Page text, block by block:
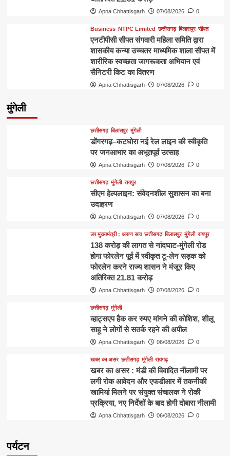
Apna Chhattisgarh 07/08/2026 0
Business NTPC Limited छत्तीसगढ़ बिलासपुर सीपत
एनटीपीसी सीपत संगवारी महिला समिति द्वारा
शासकीय कन्या उच्चतर माध्यमिक शाला सीपत में
शारीरिक स्वच्छता जागरूकता अभियान एवं
सैनिटरी किट का वितरण
Apna Chhattisgarh 07/08/2026 0
मुंगेली
छत्तीसगढ़ बिलासपुर मुंगेली
डोंगरगढ़–कटघोरा नई रेल लाइन की स्वीकृति
पर जनआभार का अभूतपूर्व उत्साह
Apna Chhattisgarh 07/08/2026 0
छत्तीसगढ़ मुंगेली रायपुर
सीएम हेल्पलाइन: संवेदनशील सुशासन का बना
उदाहरण
Apna Chhattisgarh 07/08/2026 0
उप मुख्यमंत्री : अरुण साव छत्तीसगढ़ बिलासपुर मुंगेली रायपुर
138 करोड़ की लागत से नांदघाट-मुंगेली रोड
होगा फोरलेन पूर्व में स्वीकृत टू-लेन सड़क को
फोरलेन करने राज्य शासन ने मंजूर किए
अतिरिक्त 21.81 करोड़
Apna Chhattisgarh 07/08/2026 0
छत्तीसगढ़ मुंगेली
व्हाट्सएप हैक कर रुपए मांगने की कोशिश, शीलू
साहू ने लोगों से सतर्क रहने की अपील
Apna Chhattisgarh 06/08/2026 0
खबर का असर छत्तीसगढ़ मुंगेली रायगढ़
खबर का असर : मंडी की विवादित नीलामी पर
लगी रोक आवेदन और एफडीआर में तकनीकी
खामियां मिलने पर संयुक्त संचालक ने रोकी
प्रक्रिया, नए निर्देशों के बाद होगी दोबारा नीलामी
Apna Chhattisgarh 06/08/2026 0
पर्यटन